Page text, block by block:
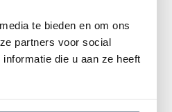
te bieden en om ons
partners voor social
die u aan ze heeft